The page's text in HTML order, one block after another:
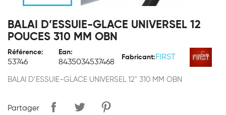
BALAI D’ESSUIE-GLACE UNIVERSEL 12
POUCES 310 MM OBN
Référence:
53746
Ean:
8435034537468
Fabricant: FIRST
BALAI D’ESSUIE-GLACE UNIVERSEL 12" 310 MM OBN
Partager